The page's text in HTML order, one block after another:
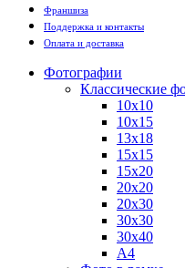
Франшиза
Поддержка и контакты
Оплата и доставка
Фотографии
Классические
10х10
10х15
13х18
15х15
15х20
20х20
20х30
30х30
30х40
А4